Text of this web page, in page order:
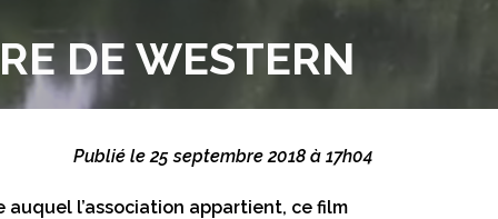
DE WESTERN
Publié le 25 septembre 2018 à 17h04
auquel l’association appartient, ce film